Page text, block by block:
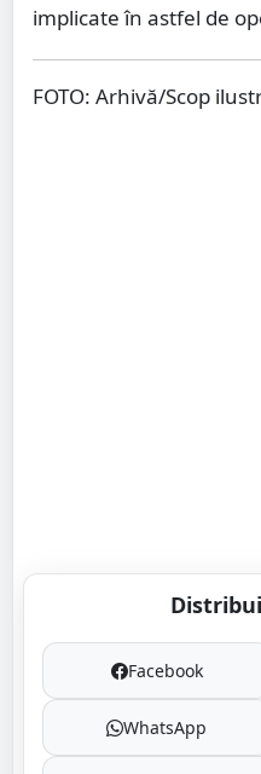
implicate în astfel de
FOTO: Arhivă/Scop
Facebook
WhatsApp